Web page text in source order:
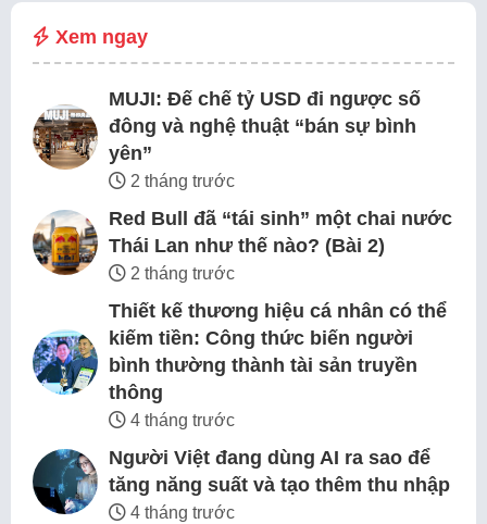
Xem ngay
MUJI: Đế chế tỷ USD đi ngược số
đông và nghệ thuật “bán sự bình
yên”
2 tháng trước
Red Bull đã “tái sinh” một chai nước
Thái Lan như thế nào? (Bài 2)
2 tháng trước
Thiết kế thương hiệu cá nhân có thể
kiếm tiền: Công thức biến người
bình thường thành tài sản truyền
thông
4 tháng trước
Người Việt đang dùng AI ra sao để
tăng năng suất và tạo thêm thu nhập
4 tháng trước